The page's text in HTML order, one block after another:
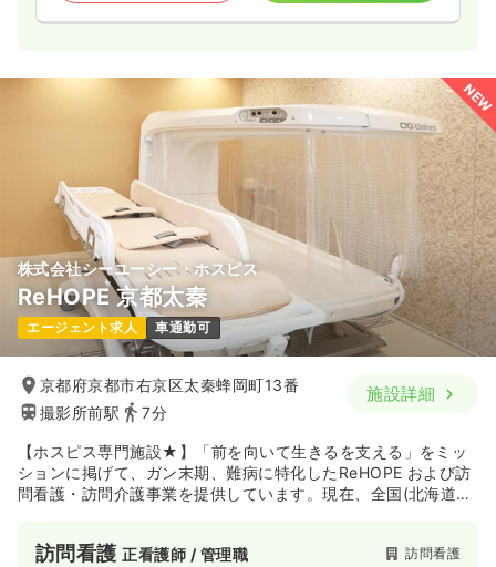
NEW
株式会社シーユーシー・ホスピス
ReHOPE 京都太秦
エージェント求人 車通勤可
京都府京都市右京区太秦蜂岡町13番
撮影所前駅
7分
施設詳細
【ホスピス専門施設★】「前を向いて生きるを支える」をミッ
ションに掲げて、ガン末期、難病に特化したReHOPE および訪
問看護・訪問介護事業を提供しています。現在、全国(北海道・
訪問看護正看護師 / 管理職 訪問看護